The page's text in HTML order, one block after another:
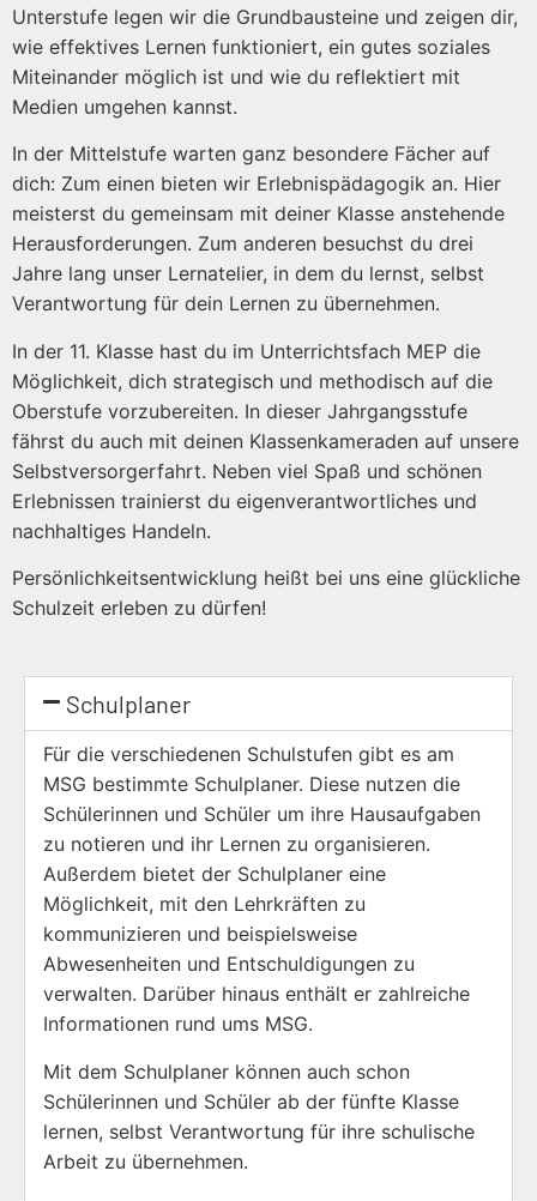
Unterstufe legen wir die Grundbausteine und zeigen dir,
wie effektives Lernen funktioniert, ein gutes soziales
Miteinander möglich ist und wie du reflektiert mit
Medien umgehen kannst.
In der Mittelstufe warten ganz besondere Fächer auf
dich: Zum einen bieten wir Erlebnispädagogik an. Hier
meisterst du gemeinsam mit deiner Klasse anstehende
Herausforderungen. Zum anderen besuchst du drei
Jahre lang unser Lernatelier, in dem du lernst, selbst
Verantwortung für dein Lernen zu übernehmen.
In der 11. Klasse hast du im Unterrichtsfach MEP die
Möglichkeit, dich strategisch und methodisch auf die
Oberstufe vorzubereiten. In dieser Jahrgangsstufe
fährst du auch mit deinen Klassenkameraden auf unsere
Selbstversorgerfahrt. Neben viel Spaß und schönen
Erlebnissen trainierst du eigenverantwortliches und
nachhaltiges Handeln.
Persönlichkeitsentwicklung heißt bei uns eine glückliche
Schulzeit erleben zu dürfen!
Schulplaner
Für die verschiedenen Schulstufen gibt es am
MSG bestimmte Schulplaner. Diese nutzen die
Schülerinnen und Schüler um ihre Hausaufgaben
zu notieren und ihr Lernen zu organisieren.
Außerdem bietet der Schulplaner eine
Möglichkeit, mit den Lehrkräften zu
kommunizieren und beispielsweise
Abwesenheiten und Entschuldigungen zu
verwalten. Darüber hinaus enthält er zahlreiche
Informationen rund ums MSG.
Mit dem Schulplaner können auch schon
Schülerinnen und Schüler ab der fünfte Klasse
lernen, selbst Verantwortung für ihre schulische
Arbeit zu übernehmen.